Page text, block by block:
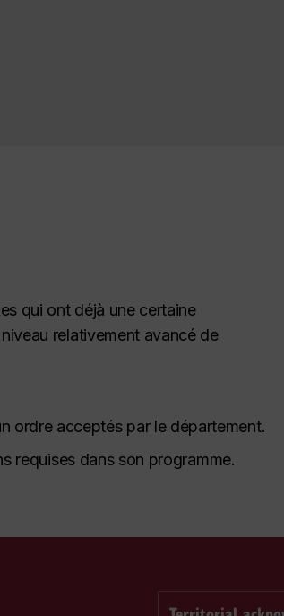
qui ont déjà une certaine
relativement avancé de
ordre acceptés par le département.
requises dans son programme.